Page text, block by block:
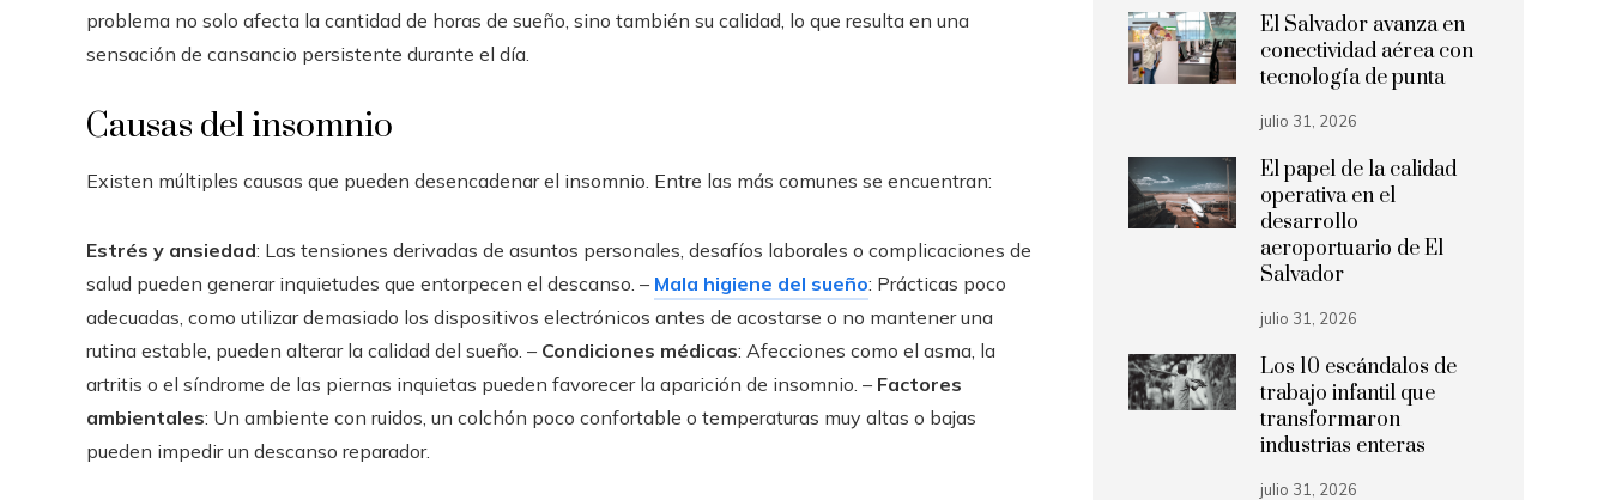
problema no solo afecta la cantidad de horas de sueño, sino también su calidad, lo que resulta en una
sensación de cansancio persistente durante el día.
Causas del insomnio
Existen múltiples causas que pueden desencadenar el insomnio. Entre las más comunes se encuentran:
Estrés y ansiedad: Las tensiones derivadas de asuntos personales, desafíos laborales o complicaciones de
salud pueden generar inquietudes que entorpecen el descanso. – Mala higiene del sueño: Prácticas poco
adecuadas, como utilizar demasiado los dispositivos electrónicos antes de acostarse o no mantener una
rutina estable, pueden alterar la calidad del sueño. – Condiciones médicas: Afecciones como el asma, la
artritis o el síndrome de las piernas inquietas pueden favorecer la aparición de insomnio. – Factores
ambientales: Un ambiente con ruidos, un colchón poco confortable o temperaturas muy altas o bajas
pueden impedir un descanso reparador.
El Salvador avanza en
conectividad aérea con
tecnología de punta
julio 31, 2026
El papel de la calidad
operativa en el
desarrollo
aeroportuario de El
Salvador
julio 31, 2026
Los 10 escándalos de
trabajo infantil que
transformaron
industrias enteras
julio 31, 2026